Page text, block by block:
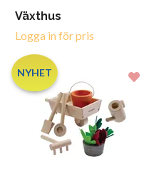
Växthus
Logga in för pris
NYHET